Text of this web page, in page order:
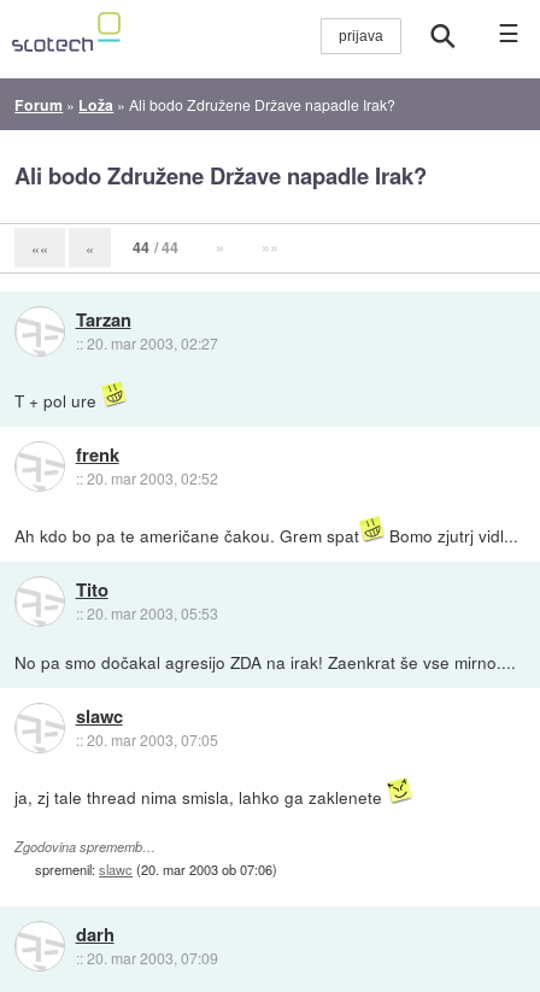
☰
Forum » Loža »Ali bodo Združene Države napadle Irak?
Ali bodo Združene Države napadle Irak?
«« « 44 / 44 » »»
Tarzan
::20. mar 2003, 02:27
T + pol ure
frenk
::20. mar 2003, 02:52
Ah kdo bo pa te američane čakou. Grem spat Bomo zjutrj vidl...
Tito
::20. mar 2003, 05:53
No pa smo dočakal agresijo ZDA na irak! Zaenkrat še vse mirno....
slawc
::20. mar 2003, 07:05
ja, zj tale thread nima smisla, lahko ga zaklenete
Zgodovina sprememb…
spremenil:slawc (20. mar 2003 ob 07:06)
darh
::20. mar 2003, 07:09